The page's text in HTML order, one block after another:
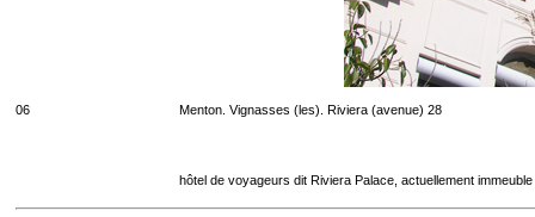
06 Menton. Vignasses (les). Riviera (avenue) 28
hôtel de voyageurs dit Riviera Palace, actuellement immeuble